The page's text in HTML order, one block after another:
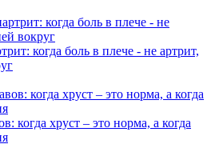
когда боль в плече - не артрит,
когда хруст – это норма, а когда